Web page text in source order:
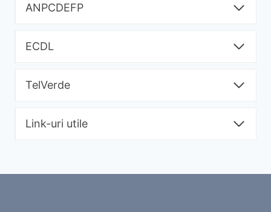
ANPCDEFP
ECDL
TelVerde
Link-uri utile